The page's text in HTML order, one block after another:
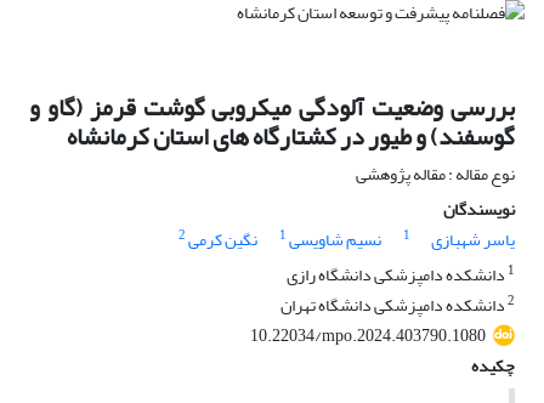
بررسی وضعیت آلودگی میکروبی گوشت قرمز (گاو و
گوسفند) و طیور در کشتارگاه های استان کرمانشاه
نوع مقاله : مقاله پژوهشی
نویسندگان
یاسر شهبازی
1 نسیم شاویسی1 نگین کرمی2
1 دانشکده دامپزشکی دانشگاه رازی
2دانشکده دامپزشکی دانشگاه تهران
10.22034/mpo.2024.403790.1080
چکیده